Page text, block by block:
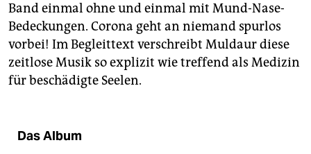
Band einmal ohne und einmal mit Mund-Nase-
Bedeckungen. Corona geht an niemand spurlos
vorbei! Im Begleittext verschreibt Muldaur diese
zeitlose Musik so explizit wie treffend als Medizin
für beschädigte Seelen.
Das Album